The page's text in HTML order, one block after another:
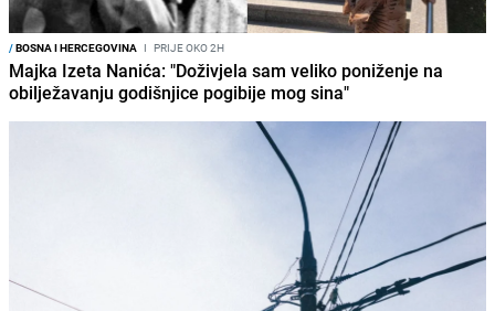
/BOSNA I HERCEGOVINA I PRIJE OKO 2H
Majka Izeta Nanića: "Doživjela sam veliko poniženje na
obilježavanju godišnjice pogibije mog sina"